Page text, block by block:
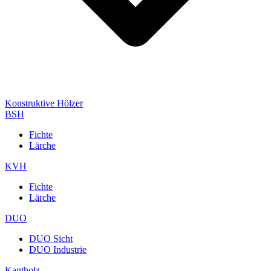
Konstruktive Hölzer
BSH
Fichte
Lärche
KVH
Fichte
Lärche
DUO
DUO Sicht
DUO Industrie